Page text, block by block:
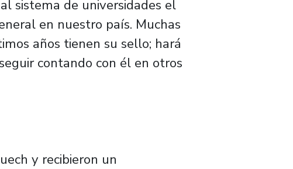
sistema de universidades el
en nuestro país. Muchas
años tienen su sello; hará
contando con él en otros
y recibieron un